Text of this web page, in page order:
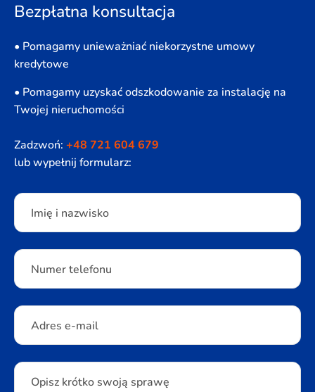
Bezpłatna konsultacja
• Pomagamy unieważniać niekorzystne umowy
kredytowe
• Pomagamy uzyskać odszkodowanie za instalację na
Twojej nieruchomości
Zadzwoń: +48 721 604 679
lub wypełnij formularz:
Please leave this field empty.
Imię i nazwisko
Numer telefonu
Adres e-mail
Opisz krótko swoją sprawę